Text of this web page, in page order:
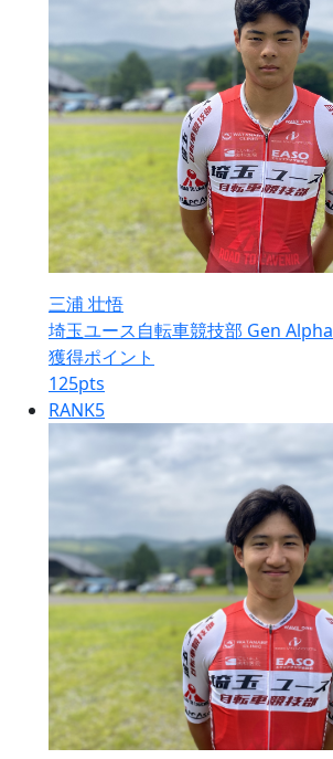
三浦 壮悟
埼玉ユース自転車競技部 Gen Alpha
獲得ポイント
125pts
RANK5